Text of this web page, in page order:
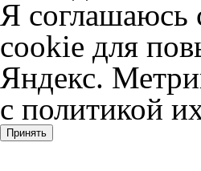
Я соглашаюсь
cookie для
Яндекс.
с политикой
Принять